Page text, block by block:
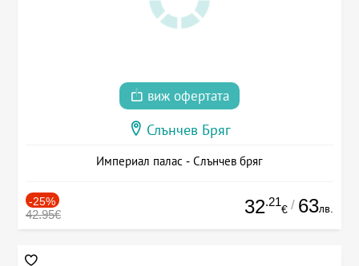
виж офертата
Слънчев Бряг
Империал палас - Слънчев бряг
-25%
42.95€ 32.21
€ / 63лв.